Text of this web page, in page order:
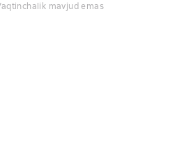
vaqtinchalik mavjud emas